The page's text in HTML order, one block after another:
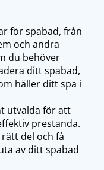
för spabad, från
och andra
du behöver
ditt spabad,
håller ditt spa i
utvalda för att
prestanda.
del och få
av ditt spabad